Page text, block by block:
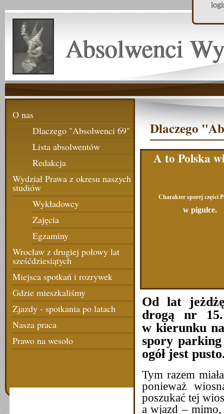
Absolwenci
O nas
Dlaczego "Absolwenci 69"
Lista absolwentów
Redakcja
Wydział Prawa z okresu naszych
studiów
Wykładowcy
Zajęcia
Egzaminy
Wrocław z drugiej połowy lat
sześćdziesiątych
Miejsca spotkań i rozrywek
Gdzie mieszkaliśmy
Zjazdy - spotkania po latach
Nasza praca
Prawo na wesoło
Dlaczego
A to Polska
Charakter sporej części
w pigułce.
Od lat
drogą nr 15.
w kierunku
spory
ogół jest
Tym razem
ponieważ
poszukać tej
a wjazd –